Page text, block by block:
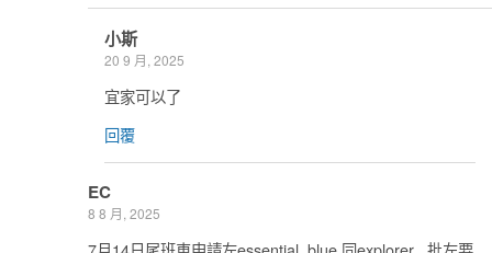
小斯
20 9 月, 2025
宜家可以了
回覆
EC
8 8 月, 2025